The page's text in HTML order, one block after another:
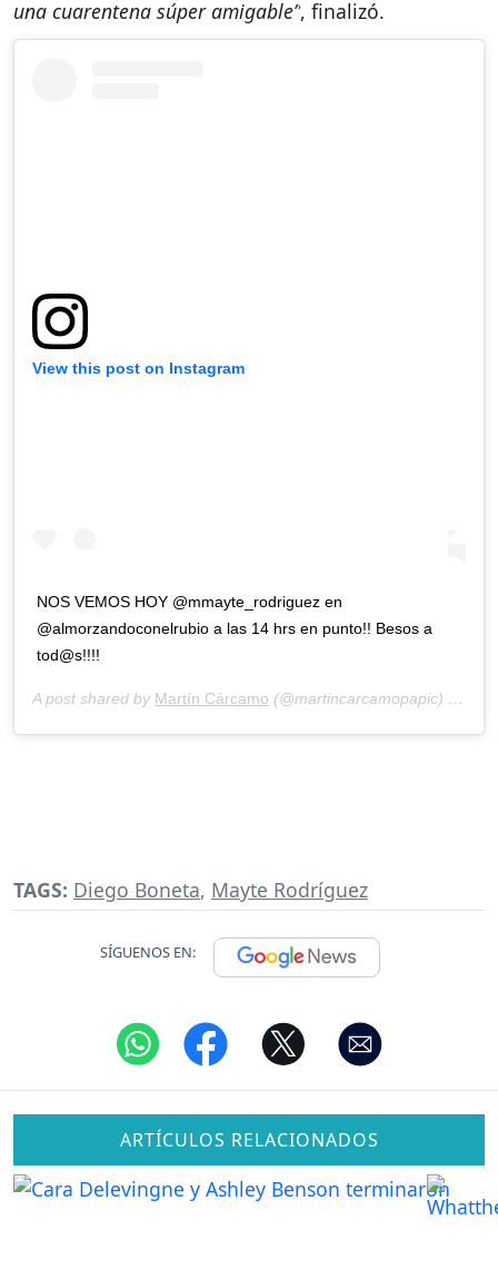
una cuarentena súper amigable”, finalizó.
View this post on Instagram
NOS VEMOS HOY @mmayte_rodriguez en
@almorzandoconelrubio a las 14 hrs en punto!! Besos a
tod@s!!!!
A post shared by Martín Cárcamo (@martincarcamopapic) on
TAGS: Diego Boneta, Mayte Rodríguez
SÍGUENOS EN:
ARTÍCULOS RELACIONADOS